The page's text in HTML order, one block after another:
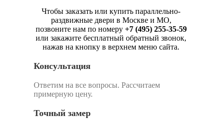
Чтобы заказать или купить параллельно-
раздвижные двери в Москве и МО,
позвоните нам по номеру +7 (495) 255-35-59
или закажите бесплатный обратный звонок,
нажав на кнопку в верхнем меню сайта.
Консультация
Ответим на все вопросы. Рассчитаем
примерную цену.
Точный замер